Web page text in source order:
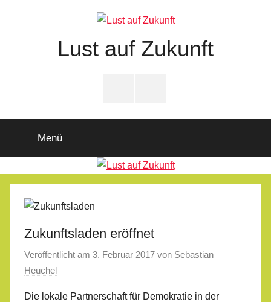
Lust auf Zukunft
Menü
Zukunftsladen eröffnet
Veröffentlicht am 3. Februar 2017 von Sebastian
Heuchel
Die lokale Partnerschaft für Demokratie in der